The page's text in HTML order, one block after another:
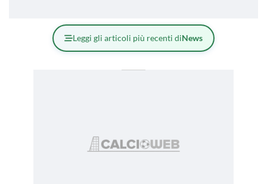
Leggi gli articoli più recenti diNews